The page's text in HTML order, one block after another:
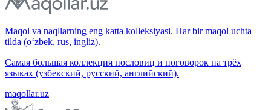
Maqol va naqllarning eng katta kolleksiyasi. Har bir maqol uchta
tilda (o‘zbek, rus, ingliz).
Самая большая коллекция пословиц и поговорок на трёх
языках (узбекский, русский, английский).
maqollar.uz